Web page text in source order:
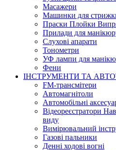
Масажери
Машинки для
Праски Плойки
Прилади для
Слухові апарати
Тонометри
УФ лампи для
Фени
ІНСТРУМЕНТИ ТА
FM-трансмітери
Автомагнітоли
Автомобільні
Відеореєстратори
виду
Вимірювальний
Газові пальники
Денні ходові вогні